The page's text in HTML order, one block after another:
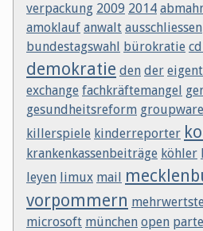
verpackung 2009 2014
amoklauf anwalt ausschliessen
bundestagswahl
bürokratie
demokratie den der
exchange fachkräftemangel
gesundheitsreform groupware
killerspiele kinderreporter
krankenkassenbeiträge köhler
leyen limux mail
vorpommern
microsoft münchen open